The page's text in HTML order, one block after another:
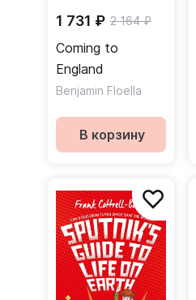
1 731 ₽ 2 164 ₽
Coming to
England
Benjamin Floella
В корзину